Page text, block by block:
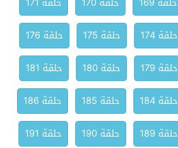
حلقة 174 حلقة 175
حلقة 176
حلقة 179 حلقة 180
حلقة 181
حلقة 184 حلقة 185
حلقة 186
حلقة 189 حلقة 190
حلقة 191